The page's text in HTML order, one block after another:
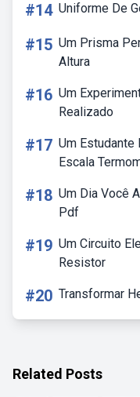
#14 Uniforme De
#15 Um Prisma
Altura
#16 Um
Realizado
#17 Um Estudante
Escala
#18 Um Dia Você
Pdf
#19 Um Circuito
Resistor
#20 Transformar
Related Posts